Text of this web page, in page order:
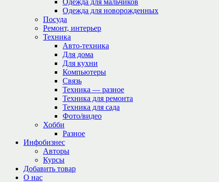
Одежда для мальчиков
Одежда для новорожденных
Посуда
Ремонт, интерьер
Техника
Авто-техника
Для дома
Для кухни
Компьютеры
Связь
Техника — разное
Техника для ремонта
Техника для сада
Фото/видео
Хобби
Разное
Инфобизнес
Авторы
Курсы
Добавить товар
О нас